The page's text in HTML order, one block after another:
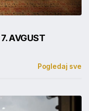
AVGUST
Pogledaj sve